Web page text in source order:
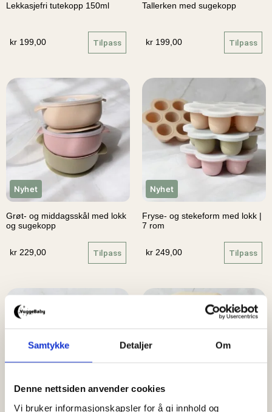
Samtykke Detaljer Om
Denne nettsiden anvender cookies
Vi bruker informasjonskapsler for å gi innhold og
Lekkasjefri tutekopp 150ml
kr 199,00 Tilpass
Tallerken med sugekopp
kr 199,00 Tilpass
Nyhet
Grøt- og middagsskål med lokk
og sugekopp
kr 229,00 Tilpass
Nyhet
Fryse- og stekeform med lokk |
7 rom
kr 249,00 Tilpass